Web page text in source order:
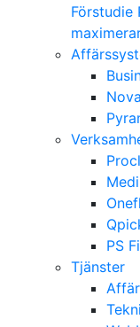
Förstudie
PS
Tjänster